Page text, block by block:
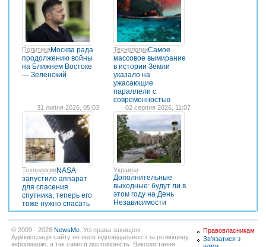
ПолитикаМосква рада
продолжению войны
на Ближнем Востоке
— Зеленский
ТехнологииСамое
массовое вымирание
в истории Земли
указало на
ужасающие
параллели с
современностью
31 липня 2026, 05:03
ТехнологииNASA
запустило аппарат
для спасения
спутника, теперь его
тоже нужно спасать
02 серпня 2026, 11:07
Украина
Дополнительные
выходные: будут ли в
этом году на День
Независимости
© 2009 - 2026 NewsMe . Усі права захищені.
Адміністрація сайту не несе відповідальності за розміщену
інформацію, а так само її достовірність. Використання
Правовласникам
Зв'язатися з